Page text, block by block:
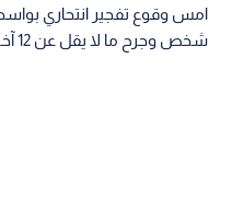
امس وقوع تفجير انتحاري
شخص وجرح ما لا يقل عن 12 آخرين.